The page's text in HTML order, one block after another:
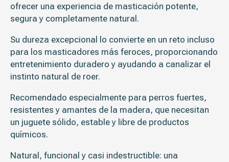
ofrecer una experiencia de masticación potente,
segura y completamente natural.
Su dureza excepcional lo convierte en un reto incluso
para los masticadores más feroces, proporcionando
entretenimiento duradero y ayudando a canalizar el
instinto natural de roer.
Recomendado especialmente para perros fuertes,
resistentes y amantes de la madera, que necesitan
un juguete sólido, estable y libre de productos
químicos.
Natural, funcional y casi indestructible: una